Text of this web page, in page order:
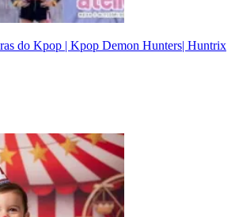
do Kpop | Kpop Demon Hunters| Huntrix